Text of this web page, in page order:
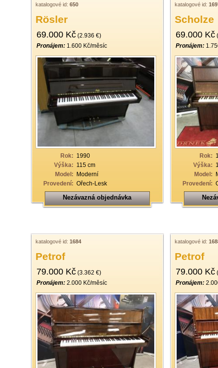
11
12
13
14
15
16
17
18
23
24
27
28
29
30
31
32
33
katalogové id: 650
Rösler
69.000 Kč (2.936 €)
Pronájem: 1.600 Kč/měsíc
Rok: 1990
Výška: 115 cm
Model: Moderní
Provedení: Ořech-Lesk
Nezávazná objednávka
katalogové id:
Scholze
69.000 Kč
Pronájem:
Rok:
Výška:
Model:
Provedení:
katalogové id: 1684
Petrof
79.000 Kč (3.362 €)
Pronájem: 2.000 Kč/měsíc
katalogové id:
Petrof
79.000 Kč
Pronájem: